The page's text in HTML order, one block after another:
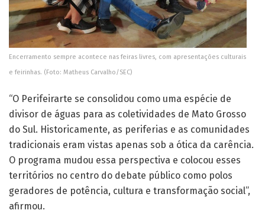
e feirinhas. (Foto: Matheus Carvalho/SEC)
“O Perifeirarte se consolidou como uma espécie de
divisor de águas para as coletividades de Mato Grosso
do Sul. Historicamente, as periferias e as comunidades
O programa mudou essa perspectiva e colocou esses
territórios no centro do debate público como polos
geradores de potência, cultura e transformação social”,
afirmou.
Ao integrar formação, cultura, cidadania e
empreendedorismo, o programa fortalece redes de
economia solidária e abre espaço para pequenos